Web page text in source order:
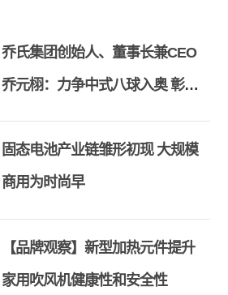
乔氏集团创始人、董事长兼CEO
乔元栩：力争中式八球入奥 彰显
和合共生精神
固态电池产业链雏形初现 大规模
商用为时尚早
【品牌观察】新型加热元件提升
家用吹风机健康性和安全性